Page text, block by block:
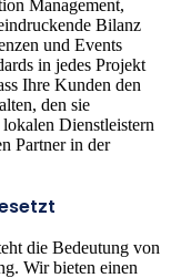
Management,
Bilanz
und Events
in jedes Projekt
Ihre Kunden den
den sie
Dienstleistern
Partner in der
die Bedeutung von
Wir bieten einen